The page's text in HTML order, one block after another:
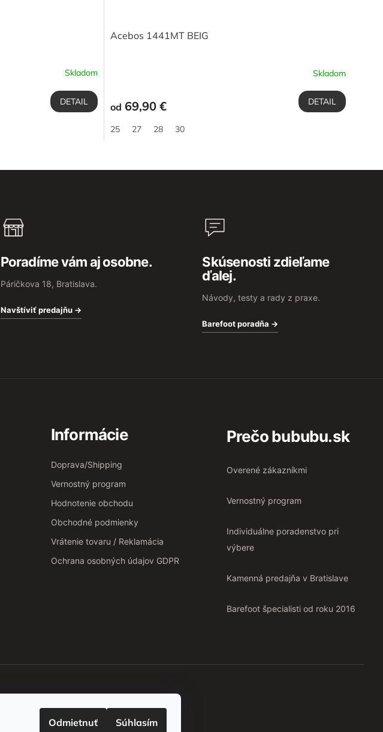
Odmietnuť Súhlasím
Skladom
DETAIL
Acebos 1441MT BEIG
Skladom
od 69,90 € DETAIL
25 27 28 30
Poradíme vám aj osobne.
Páričkova 18, Bratislava.
Navštíviť predajňu →
Skúsenosti zdieľame
ďalej.
Návody, testy a rady z praxe.
Barefoot poradňa →
Informácie
Doprava/Shipping
Vernostný program
Hodnotenie obchodu
Obchodné podmienky
Vrátenie tovaru / Reklamácia
Ochrana osobných údajov GDPR
Prečo bububu.sk
Overené zákazníkmi
Vernostný program
Individuálne poradenstvo pri
výbere
Kamenná predajňa v Bratislave
Barefoot špecialisti od roku 2016